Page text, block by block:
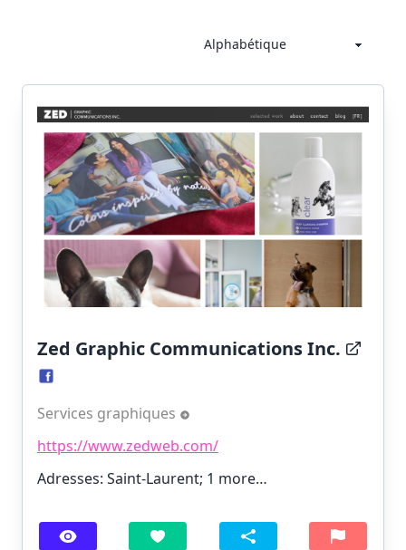
Zed Graphic Communications Inc.
Services graphiques
https://www.zedweb.com/
Adresses: Saint-Laurent; 1 more…